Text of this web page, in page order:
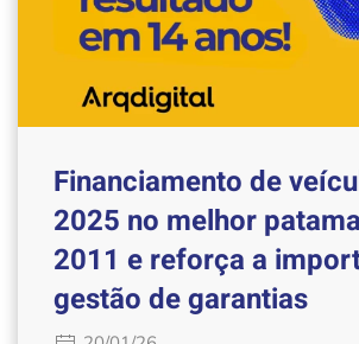
Financiamento de
2025 no melhor
2011 e reforça a
gestão de garantias